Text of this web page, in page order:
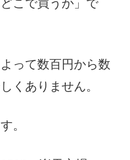
こで買うか」で
って数百円から数
くありません。
。